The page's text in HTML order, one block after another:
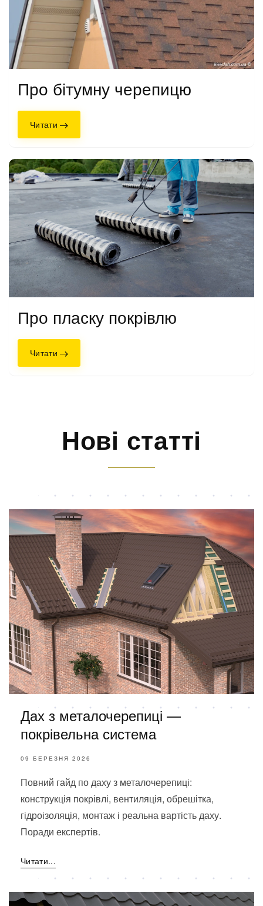
Про бітумну черепицю
Читати
Про пласку покрівлю
Читати
Нові статті
Дах з металочерепиці —
покрівельна система
09 БЕРЕЗНЯ 2026
Повний гайд по даху з металочерепиці:
конструкція покрівлі, вентиляція, обрешітка,
гідроізоляція, монтаж і реальна вартість даху.
Поради експертів.
Читати...